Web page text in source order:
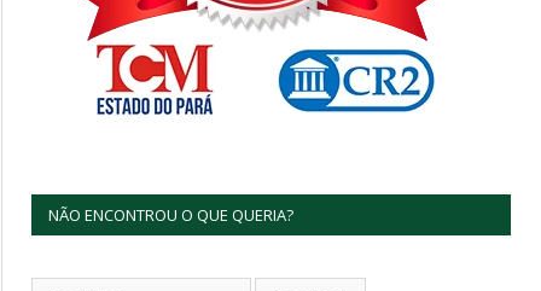
NÃO ENCONTROU O QUE QUERIA?